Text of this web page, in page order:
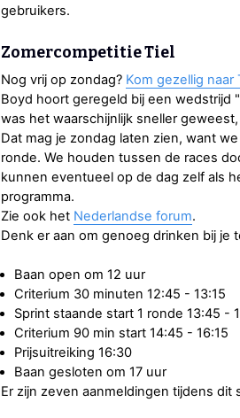
gebruikers.
Zomercompetitie Tiel
Nog vrij op zondag? Kom gezellig
Boyd hoort geregeld bij een wedstrijd
was het waarschijnlijk sneller
Dat mag je zondag laten zien, want
ronde. We houden tussen de races
kunnen eventueel op de dag zelf als
programma.
Zie ook het Nederlandse forum.
Denk er aan om genoeg drinken bij je
Baan open om 12 uur
Criterium 30 minuten 12:45 - 13:15
Sprint staande start 1 ronde 13:45 -
Criterium 90 min start 14:45 - 16:15
Prijsuitreiking 16:30
Baan gesloten om 17 uur
Er zijn zeven aanmeldingen tijdens dit